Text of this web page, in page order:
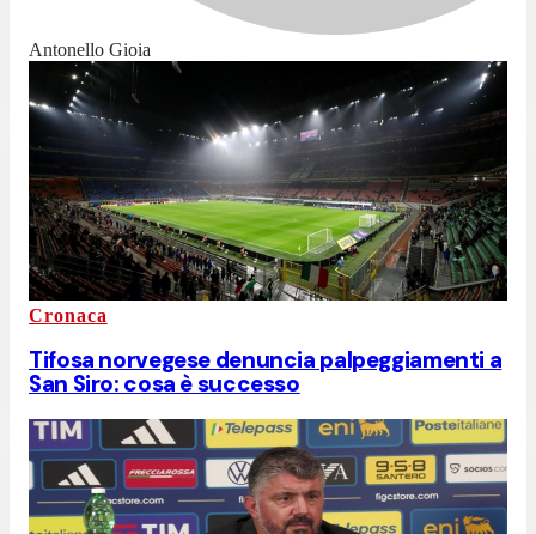
Antonello Gioia
Cronaca
Tifosa norvegese denuncia palpeggiamenti a
San Siro: cosa è successo